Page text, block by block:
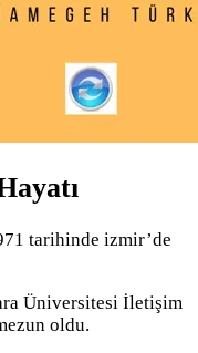
tarihinde izmir’de
Üniversitesi İletişim
oldu.